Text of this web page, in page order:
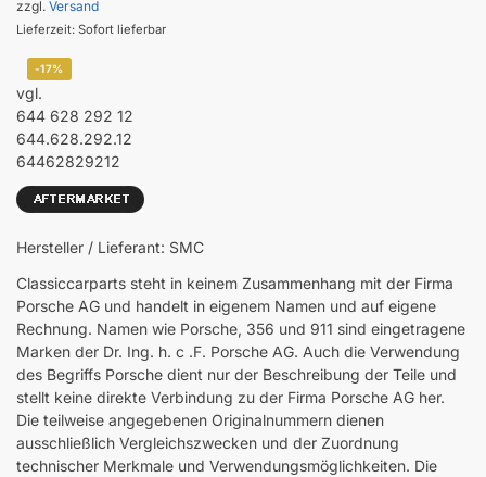
zzgl. Versand
Lieferzeit: Sofort lieferbar
-17%
vgl.
644 628 292 12
644.628.292.12
64462829212
Hersteller / Lieferant: SMC
Classiccarparts steht in keinem Zusammenhang mit der Firma
Porsche AG und handelt in eigenem Namen und auf eigene
Rechnung. Namen wie Porsche, 356 und 911 sind eingetragene
Marken der Dr. Ing. h. c .F. Porsche AG. Auch die Verwendung
des Begriffs Porsche dient nur der Beschreibung der Teile und
stellt keine direkte Verbindung zu der Firma Porsche AG her.
Die teilweise angegebenen Originalnummern dienen
ausschließlich Vergleichszwecken und der Zuordnung
technischer Merkmale und Verwendungsmöglichkeiten. Die